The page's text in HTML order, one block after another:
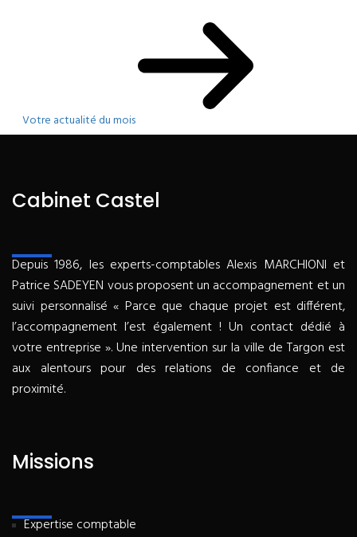
Votre actualité du mois
Cabinet Castel
Depuis 1986, les experts-comptables Alexis MARCHIONI et
Patrice SADEYEN vous proposent un accompagnement et un
suivi personnalisé « Parce que chaque projet est différent,
l’accompagnement l’est également ! Un contact dédié à
votre entreprise ». Une intervention sur la ville de Targon est
aux alentours pour des relations de confiance et de
proximité.
Missions
Expertise comptable